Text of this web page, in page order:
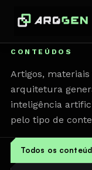
CONTEÚDOS
Artigos,
arquitetura
inteligência
pelo tipo de
Todos os